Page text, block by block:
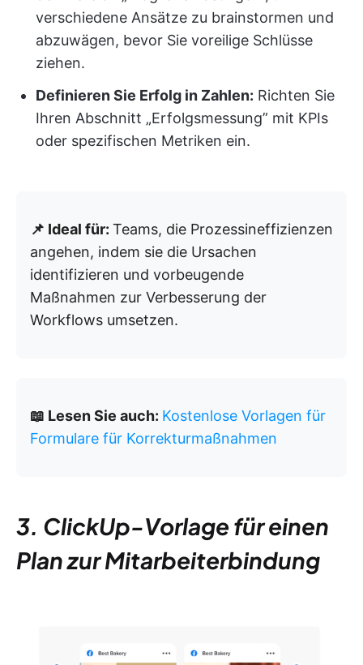
verschiedene Ansätze zu brainstormen und
abzuwägen, bevor Sie voreilige Schlüsse
ziehen.
Definieren Sie Erfolg in Zahlen: Richten Sie
Ihren Abschnitt „Erfolgsmessung” mit KPIs
oder spezifischen Metriken ein.
📌 Ideal für: Teams, die Prozessineffizienzen
angehen, indem sie die Ursachen
identifizieren und vorbeugende
Maßnahmen zur Verbesserung der
Workflows umsetzen.
📖 Lesen Sie auch: Kostenlose Vorlagen für
Formulare für Korrekturmaßnahmen
3. ClickUp-Vorlage für einen
Plan zur Mitarbeiterbindung